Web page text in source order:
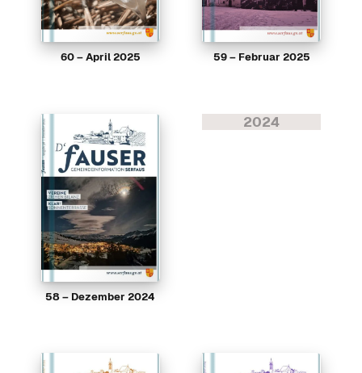
60 – April 2025 59 – Februar 2025
58 – Dezember 2024
2024